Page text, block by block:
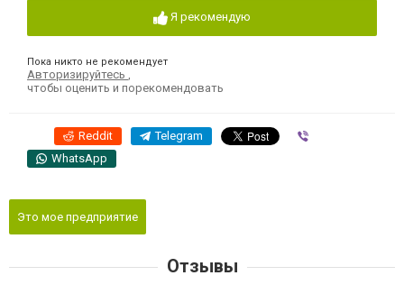
Я рекомендую
Пока никто не рекомендует
Авторизируйтесь
чтобы оценить и порекомендовать
Reddit Telegram
WhatsApp
Это мое предприятие
Отзывы